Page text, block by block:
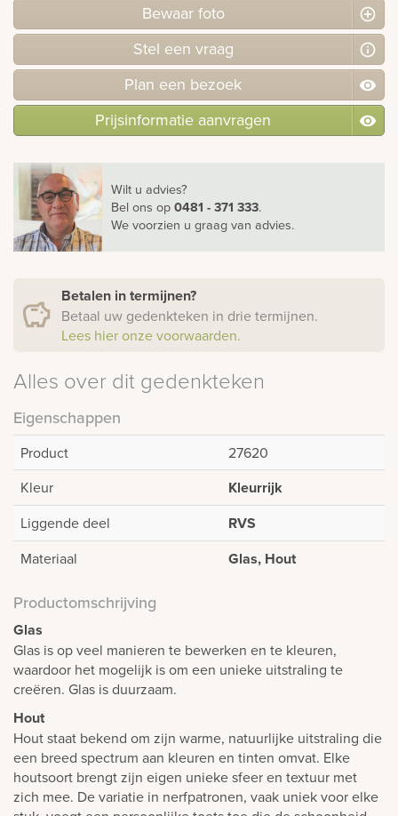
Bewaar foto
Stel een vraag
Plan een bezoek
Prijsinformatie aanvragen
Wilt u advies?
Bel ons op0481 - 371 333.
We voorzien u graag van advies.
Betalen in termijnen?
Betaal uw gedenkteken in drie termijnen.
Lees hier onze voorwaarden.
Alles over dit gedenkteken
Eigenschappen
Product
27620
Kleur
Kleurrijk
Liggende deel RVS
Materiaal Glas, Hout
Productomschrijving
Glas
Glas is op veel manieren te bewerken en te kleuren,
waardoor het mogelijk is om een unieke uitstraling te
creëren. Glas is duurzaam.
Hout
Hout staat bekend om zijn warme, natuurlijke uitstraling die
een breed spectrum aan kleuren en tinten omvat. Elke
houtsoort brengt zijn eigen unieke sfeer en textuur met
zich mee. De variatie in nerfpatronen, vaak uniek voor elke